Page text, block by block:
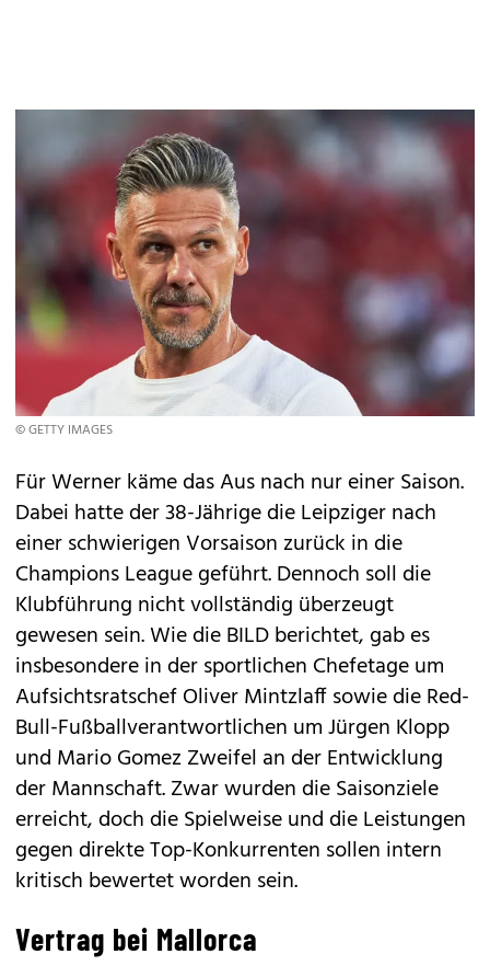
© GETTY IMAGES
Für Werner käme das Aus nach nur einer Saison.
Dabei hatte der 38-Jährige die Leipziger nach
einer schwierigen Vorsaison zurück in die
Champions League geführt. Dennoch soll die
Klubführung nicht vollständig überzeugt
gewesen sein. Wie die BILD berichtet, gab es
insbesondere in der sportlichen Chefetage um
Aufsichtsratschef Oliver Mintzlaff sowie die Red-
Bull-Fußballverantwortlichen um Jürgen Klopp
und Mario Gomez Zweifel an der Entwicklung
der Mannschaft. Zwar wurden die Saisonziele
erreicht, doch die Spielweise und die Leistungen
gegen direkte Top-Konkurrenten sollen intern
kritisch bewertet worden sein.
Vertrag bei Mallorca